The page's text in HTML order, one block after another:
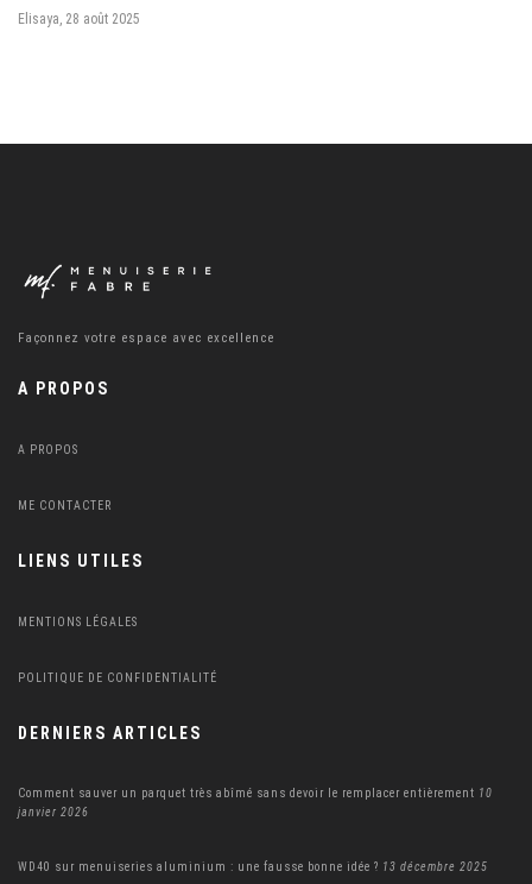
byElisaya 28 août 2025
Façonnez votre espace avec excellence
A PROPOS
A PROPOS
ME CONTACTER
LIENS UTILES
MENTIONS LÉGALES
POLITIQUE DE CONFIDENTIALITÉ
DERNIERS ARTICLES
Comment sauver un parquet très abîmé sans devoir le remplacer entièrement 10
janvier 2026
WD40 sur menuiseries aluminium : une fausse bonne idée ? 13 décembre 2025